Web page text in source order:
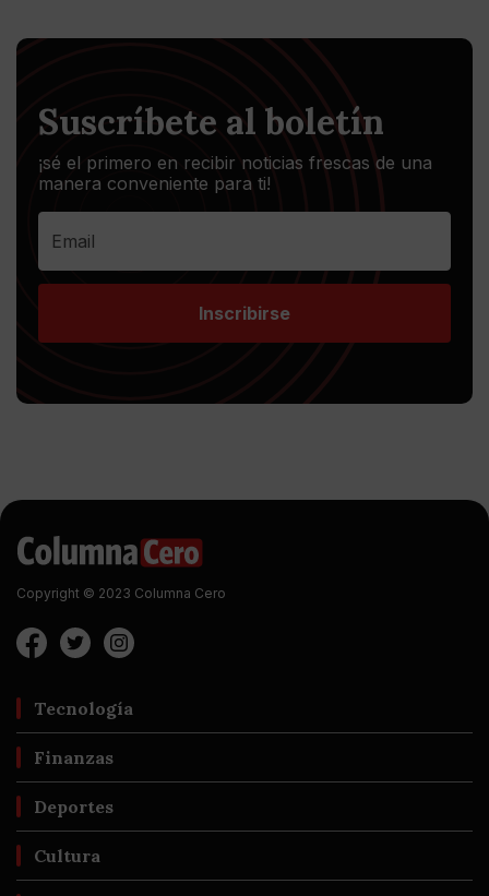
Suscríbete al boletín
¡sé el primero en recibir noticias frescas de una
manera conveniente para ti!
Inscribirse
Copyright © 2023 Columna Cero
Tecnología
Finanzas
Deportes
Cultura